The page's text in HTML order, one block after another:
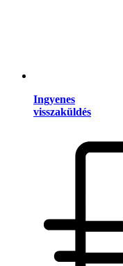
Ingyenes
visszaküldés